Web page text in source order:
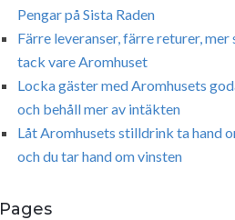
Pengar på Sista Raden
Färre leveranser, färre returer,
tack vare Aromhuset
Locka gäster med Aromhusets
och behåll mer av intäkten
Låt Aromhusets stilldrink ta hand
och du tar hand om vinsten
Pages